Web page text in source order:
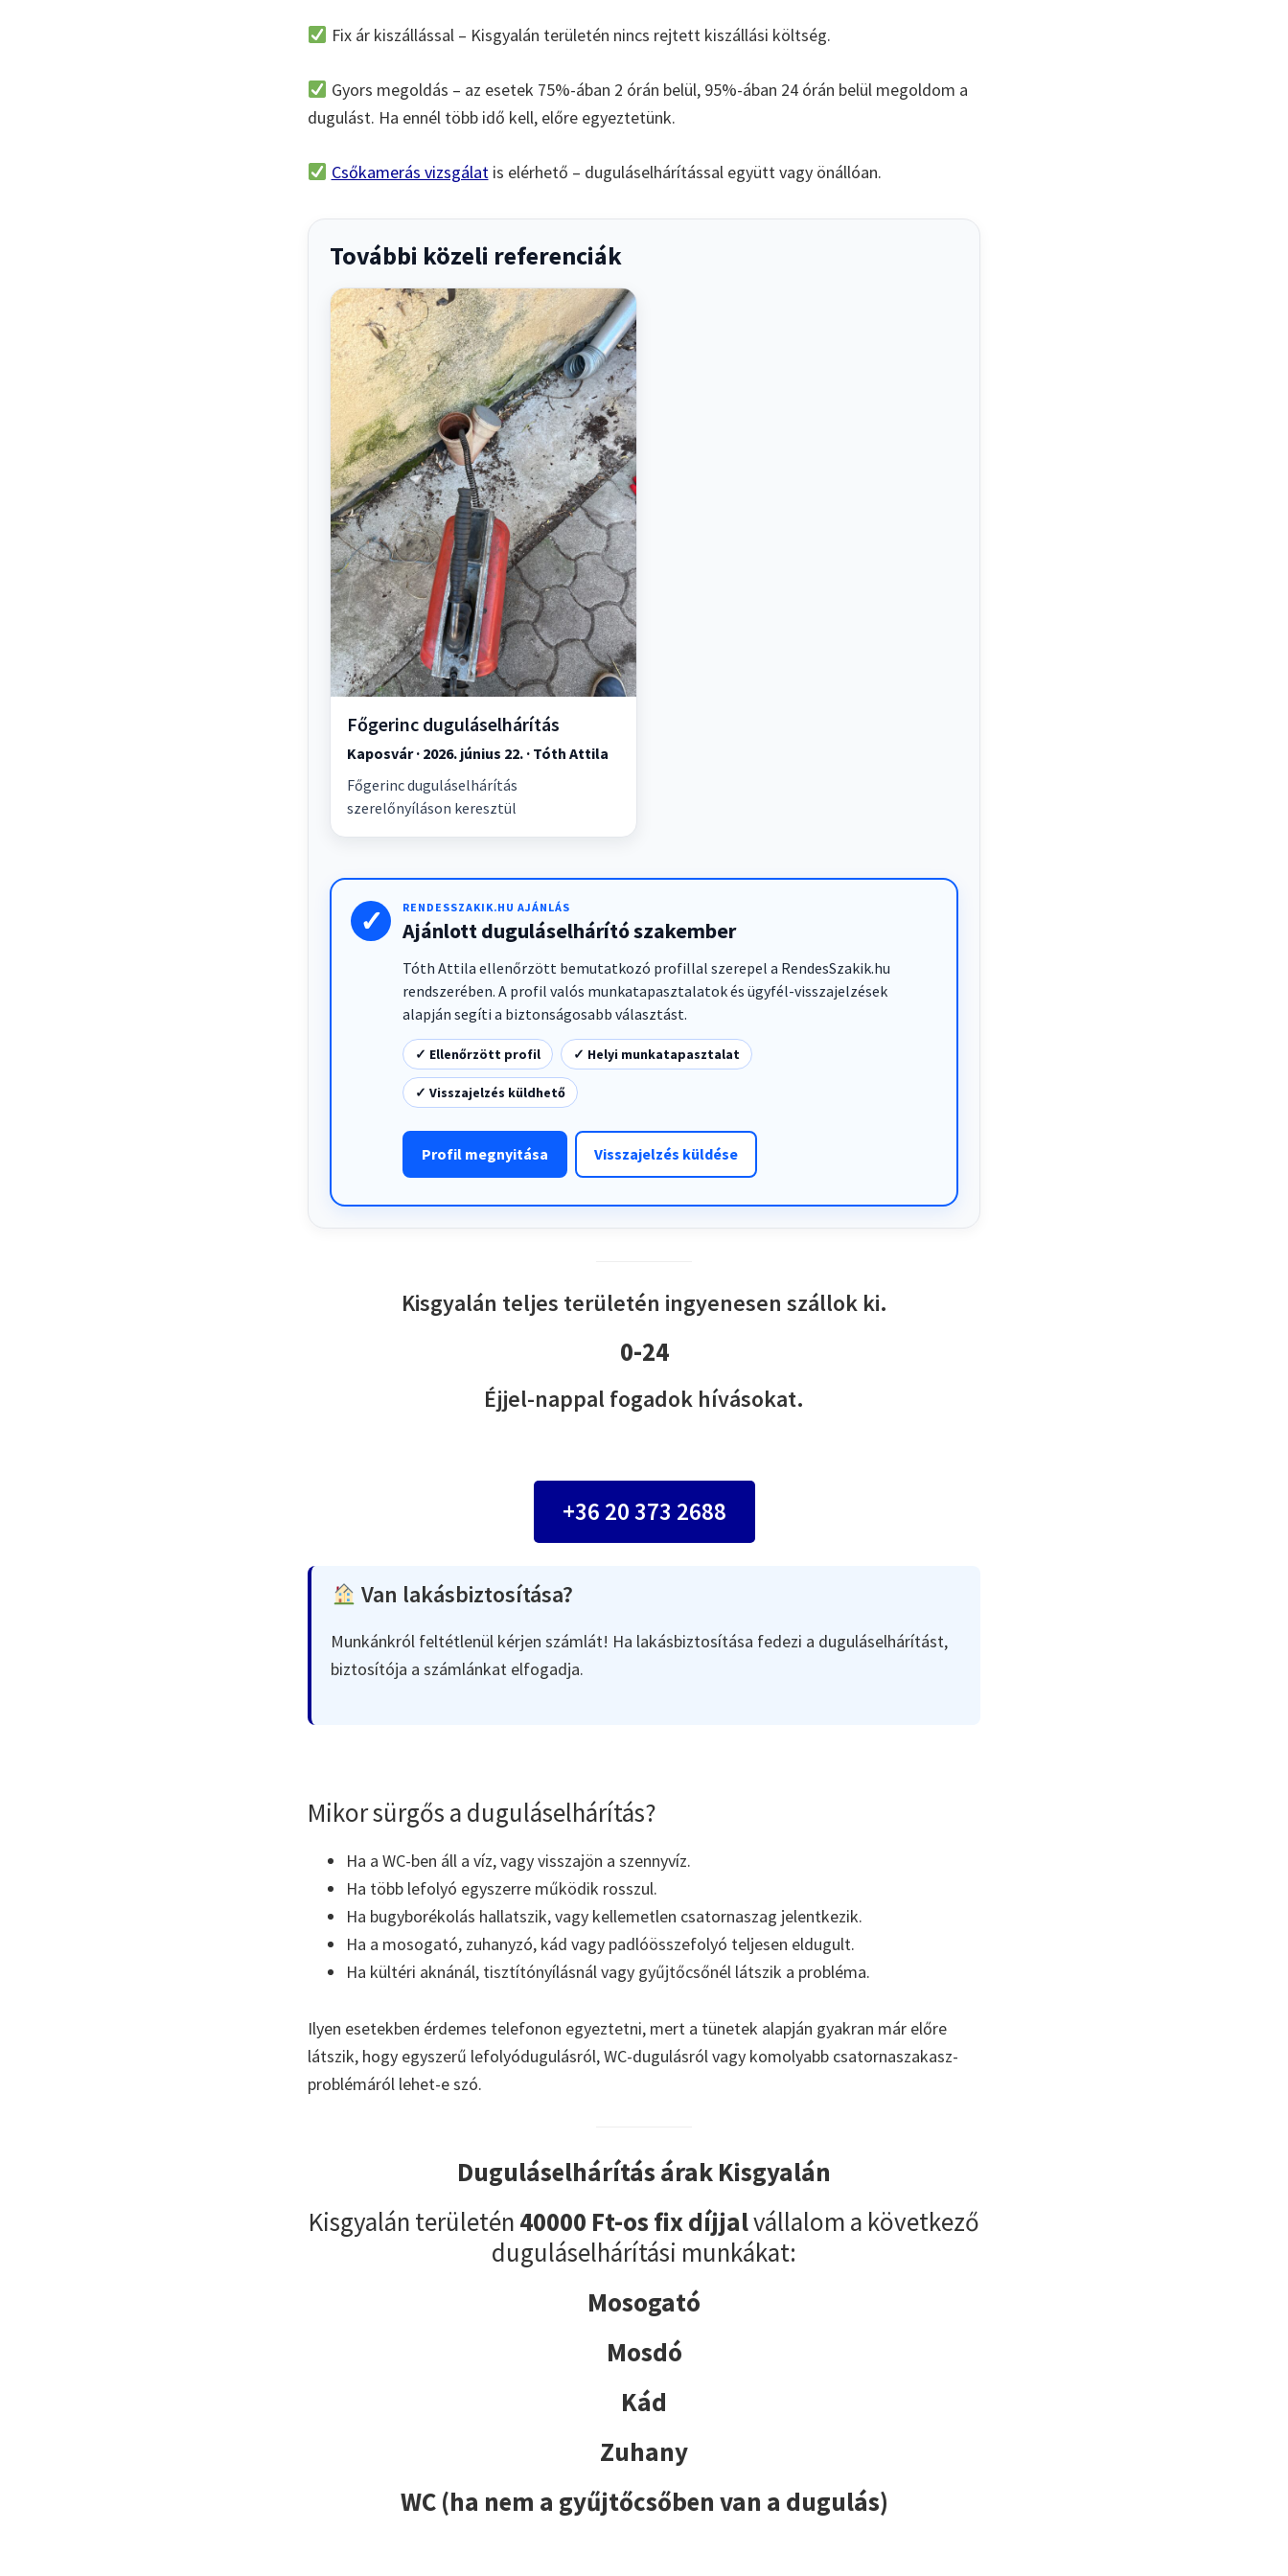
Fix ár kiszállással – Kisgyalán területén nincs rejtett kiszállási költség.
Gyors megoldás – az esetek 75%-ában 2 órán belül, 95%-ában 24 órán belül megoldom a
dugulást. Ha ennél több idő kell, előre egyeztetünk.
Csőkamerás vizsgálatis elérhető – duguláselhárítással együtt vagy önállóan.
További közeli referenciák
Főgerinc duguláselhárítás
Kaposvár · 2026. június 22. · Tóth Attila
Főgerinc duguláselhárítás
szerelőnyíláson keresztül
✓ RENDESSZAKIK.HU AJÁNLÁS
Ajánlott duguláselhárító szakember
Tóth Attila ellenőrzött bemutatkozó profillal szerepel a RendesSzakik.hu
rendszerében. A profil valós munkatapasztalatok és ügyfél-visszajelzések
alapján segíti a biztonságosabb választást.
✓ Ellenőrzött profil ✓ Helyi munkatapasztalat
✓ Visszajelzés küldhető
Profil megnyitása Visszajelzés küldése
Kisgyalán teljes területén ingyenesen szállok ki.
0-24
Éjjel-nappal fogadok hívásokat.
+36 20 373 2688
Van lakásbiztosítása?
Munkánkról feltétlenül kérjen számlát! Ha lakásbiztosítása fedezi a duguláselhárítást,
biztosítója a számlánkat elfogadja.
Mikor sürgős a duguláselhárítás?
Ha a WC-ben áll a víz, vagy visszajön a szennyvíz.
Ha több lefolyó egyszerre működik rosszul.
Ha bugyborékolás hallatszik, vagy kellemetlen csatornaszag jelentkezik.
Ha a mosogató, zuhanyzó, kád vagy padlóösszefolyó teljesen eldugult.
Ha kültéri aknánál, tisztítónyílásnál vagy gyűjtőcsőnél látszik a probléma.
Ilyen esetekben érdemes telefonon egyeztetni, mert a tünetek alapján gyakran már előre
látszik, hogy egyszerű lefolyódugulásról, WC-dugulásról vagy komolyabb csatornaszakasz-
problémáról lehet-e szó.
Duguláselhárítás árak Kisgyalán
Kisgyalán területén 40000 Ft-os fix díjjalvállalom a következő
duguláselhárítási munkákat:
Mosogató
Mosdó
Kád
Zuhany
WC (ha nem a gyűjtőcsőben van a dugulás)